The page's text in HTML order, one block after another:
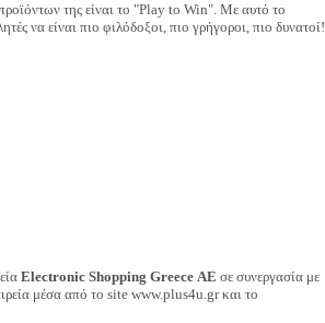
της είναι το "Play to Win". Με αυτό το
να είναι πιο φιλόδοξοι, πιο γρήγοροι, πιο δυνατοί!
Electronic Shopping Greece ΑΕ σε συνεργασία με
μέσα από το site www.plus4u.gr και το